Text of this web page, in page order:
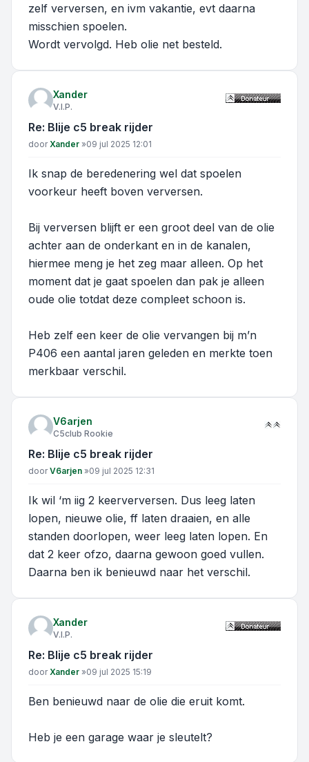
zelf verversen, en ivm vakantie, evt daarna
misschien spoelen.
Wordt vervolgd. Heb olie net besteld.
Xander
V.I.P.
Re: Blije c5 break rijder
Bericht
doorXander »09 jul 2025 12:01
Ik snap de beredenering wel dat spoelen
voorkeur heeft boven verversen.
Bij verversen blijft er een groot deel van de olie
achter aan de onderkant en in de kanalen,
hiermee meng je het zeg maar alleen. Op het
moment dat je gaat spoelen dan pak je alleen
oude olie totdat deze compleet schoon is.
Heb zelf een keer de olie vervangen bij m’n
P406 een aantal jaren geleden en merkte toen
merkbaar verschil.
V6arjen
C5club Rookie
Re: Blije c5 break rijder
Bericht
doorV6arjen »09 jul 2025 12:31
Ik wil ‘m iig 2 keerverversen. Dus leeg laten
lopen, nieuwe olie, ff laten draaien, en alle
standen doorlopen, weer leeg laten lopen. En
dat 2 keer ofzo, daarna gewoon goed vullen.
Daarna ben ik benieuwd naar het verschil.
Xander
V.I.P.
Re: Blije c5 break rijder
Bericht
doorXander »09 jul 2025 15:19
Ben benieuwd naar de olie die eruit komt.
Heb je een garage waar je sleutelt?